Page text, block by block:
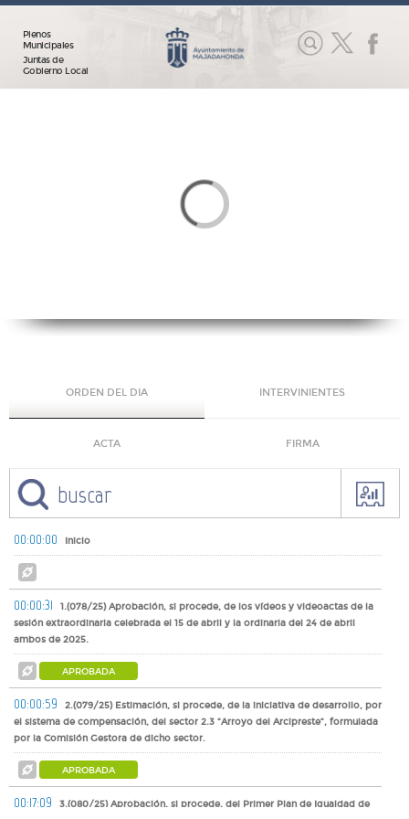
Plenos
Municipales
Juntas de
Gobierno Local
ORDEN DEL DIA INTERVINIENTES
ACTA FIRMA
00:00:00 Inicio
00:00:31
1.(078/25) Aprobación, si procede, de los vídeos y videoactas de la
sesión extraordinaria celebrada el 15 de abril y la ordinaria del 24 de abril
ambos de 2025.
APROBADA
00:00:59
2.(079/25) Estimación, si procede, de la iniciativa de desarrollo, por
el sistema de compensación, del sector 2.3 “Arroyo del Arcipreste”, formulada
por la Comisión Gestora de dicho sector.
APROBADA
00:17:09
3.(080/25) Aprobación, si procede, del Primer Plan de Igualdad de